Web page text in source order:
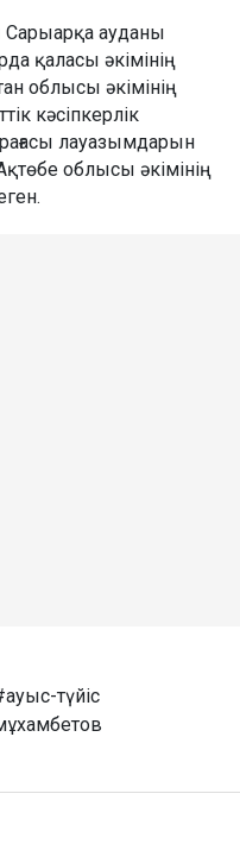
Сарыарқа ауданы
қаласы әкімінің
облысы әкімінің
кәсіпкерлік
лауазымдарын
облысы әкімінің
түйіс